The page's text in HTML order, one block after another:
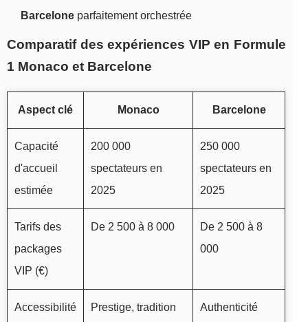
Barcelone parfaitement orchestrée
Comparatif des expériences VIP en Formule
1 Monaco et Barcelone
Aspect clé Monaco Barcelone
Capacité
d'accueil
estimée
200 000
spectateurs en
2025
250 000
spectateurs en
2025
Tarifs des
packages
VIP (€)
De 2 500 à 8 000
De 2 500 à 8
000
Accessibilité
Prestige, tradition
Authenticité